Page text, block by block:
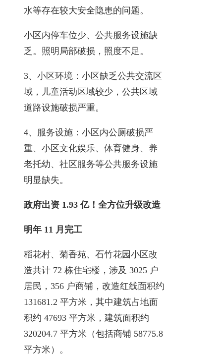
水等存在较大安全隐患的问题。
小区内停车位少、公共服务设施缺
乏。照明局部破损，照度不足。
3、小区环境：小区缺乏公共交流区
域，儿童活动区域较少，公共区域
道路设施破损严重。
4、服务设施：小区内公厕破损严
重、小区文化娱乐、体育健身、养
老托幼、社区服务等公共服务设施
明显缺失。
政府出资 1.93 亿！全方位升级改造
明年 11 月完工
稻花村、菊香苑、石竹花园小区改
造共计 72 栋住宅楼，涉及 3025 户
居民，356 户商铺，改造红线面积约
131681.2 平方米，其中建筑占地面
积约 47693 平方米，建筑面积约
320204.7 平方米（包括商铺 58775.8
平方米）。